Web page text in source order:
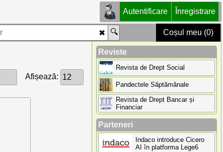
Autentificare Înregistrare
Coșul meu (0)
Reviste
Revista de Drept Social
Pandectele Săptămânale
Revista de Drept Bancar și
Financiar
Parteneri
Indaco introduce Cicero
AI în platforma Lege6
Afișează: